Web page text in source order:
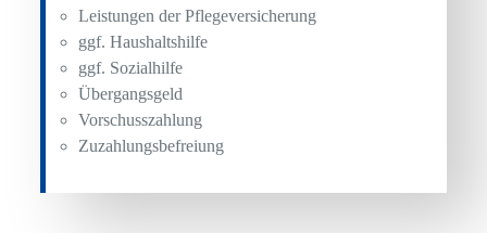
Leistungen der Pflegeversicherung
ggf. Haushaltshilfe
ggf. Sozialhilfe
Übergangsgeld
Vorschusszahlung
Zuzahlungsbefreiung